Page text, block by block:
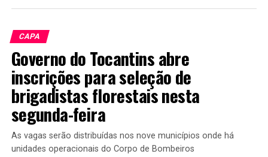
CAPA
Governo do Tocantins abre
inscrições para seleção de
brigadistas florestais nesta
segunda-feira
As vagas serão distribuídas nos nove municípios onde há
unidades operacionais do Corpo de Bombeiros